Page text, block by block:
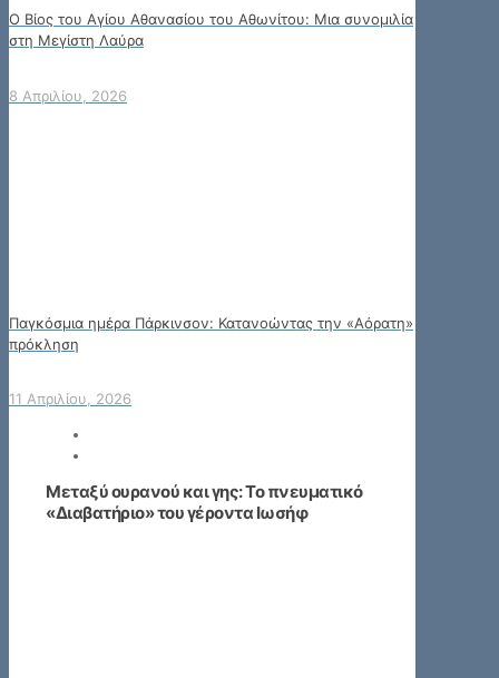
Ο Βίος του Αγίου Αθανασίου του Αθωνίτου: Μια συνομιλία
στη Μεγίστη Λαύρα
8 Απριλίου, 2026
Παγκόσμια ημέρα Πάρκινσον: Κατανοώντας την «Αόρατη»
πρόκληση
11 Απριλίου, 2026
Μεταξύ ουρανού και γης: Το πνευματικό
«Διαβατήριο» του γέροντα Ιωσήφ